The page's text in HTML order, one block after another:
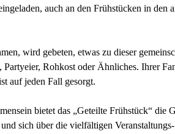
auch an den Frühstücken in den
wird gebeten, etwas zu dieser
Rohkost oder Ähnliches. Ihrer
auf jeden Fall gesorgt.
bietet das „Geteilte Frühstück“ die
sich über die vielfältigen